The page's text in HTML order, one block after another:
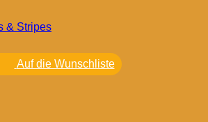
Auf die Wunschliste